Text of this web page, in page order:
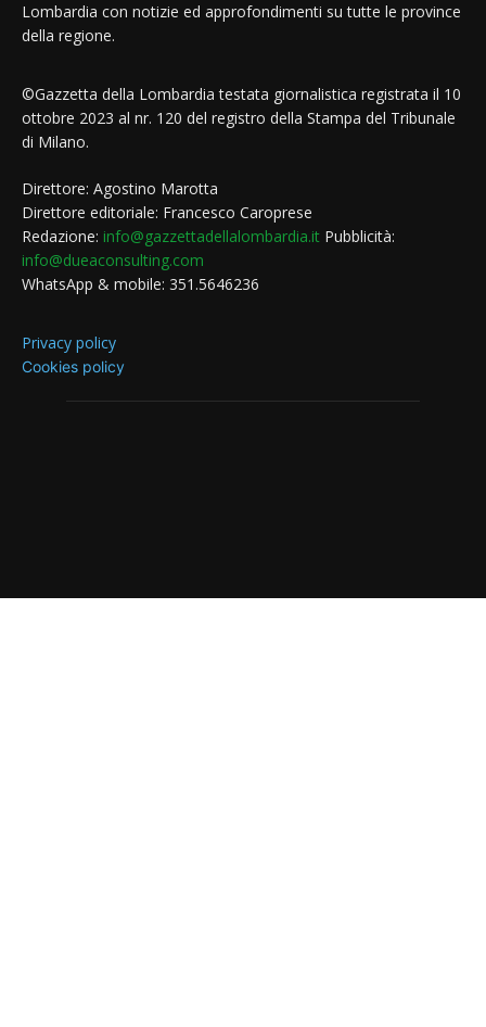
Lombardia con notizie ed approfondimenti su tutte le province
della regione.
©Gazzetta della Lombardia testata giornalistica registrata il 10
ottobre 2023 al nr. 120 del registro della Stampa del Tribunale
di Milano.
Direttore: Agostino Marotta
Direttore editoriale: Francesco Caroprese
Redazione: info@gazzettadellalombardia.it Pubblicità:
info@dueaconsulting.com
WhatsApp & mobile: 351.5646236
Privacy policy
Cookies policy